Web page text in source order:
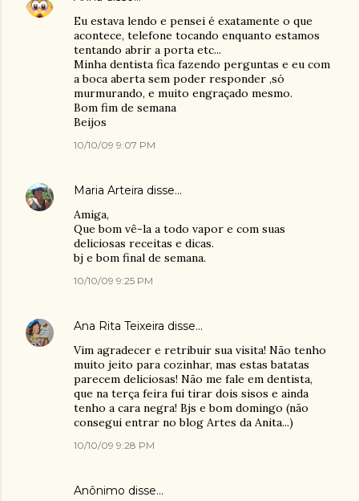
Eu estava lendo e pensei é exatamente o que
acontece, telefone tocando enquanto estamos
tentando abrir a porta etc...
Minha dentista fica fazendo perguntas e eu com
a boca aberta sem poder responder ,só
murmurando, e muito engraçado mesmo.
Bom fim de semana
Beijos
10/10/09 9:07 PM
Maria Arteira disse…
Amiga,
Que bom vê-la a todo vapor e com suas
deliciosas receitas e dicas.
bj e bom final de semana.
10/10/09 9:25 PM
Ana Rita Teixeira disse…
Vim agradecer e retribuir sua visita! Não tenho
muito jeito para cozinhar, mas estas batatas
parecem deliciosas! Não me fale em dentista,
que na terça feira fui tirar dois sisos e ainda
tenho a cara negra! Bjs e bom domingo (não
consegui entrar no blog Artes da Anita...)
10/10/09 9:28 PM
Anônimo disse…